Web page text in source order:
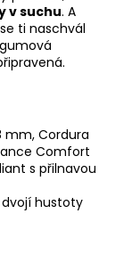
v suchu. A
ti naschvál
mm, Cordura
Comfort
s přilnavou
dvojí hustoty